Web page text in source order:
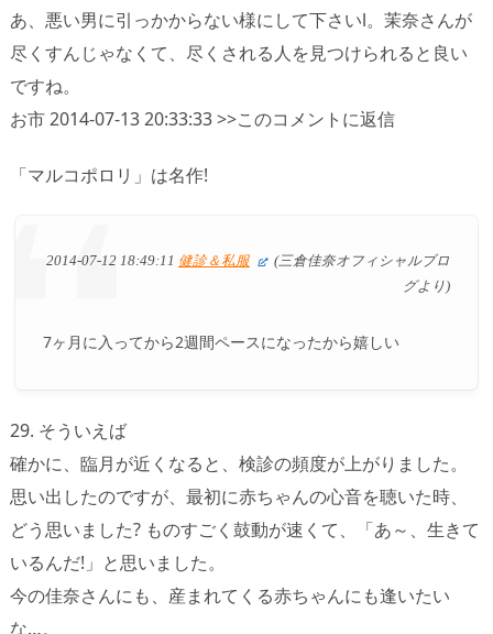
あ、悪い男に引っかからない様にして下さいl。茉奈さんが
尽くすんじゃなくて、尽くされる人を見つけられると良い
ですね。
お市 2014-07-13 20:33:33 >>このコメントに返信
「マルコポロリ」は名作!
2014-07-12 18:49:11 健診＆私服
(三倉佳奈オフィシャルブロ
グより)
7ヶ月に入ってから2週間ペースになったから嬉しい
29. そういえば
確かに、臨月が近くなると、検診の頻度が上がりました。
思い出したのですが、最初に赤ちゃんの心音を聴いた時、
どう思いました? ものすごく鼓動が速くて、「あ～、生きて
いるんだ!」と思いました。
今の佳奈さんにも、産まれてくる赤ちゃんにも逢いたい
な…。